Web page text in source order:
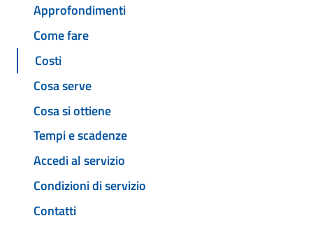
Approfondimenti
Come fare
Costi
Cosa serve
Cosa si ottiene
Tempi e scadenze
Accedi al servizio
Condizioni di servizio
Contatti